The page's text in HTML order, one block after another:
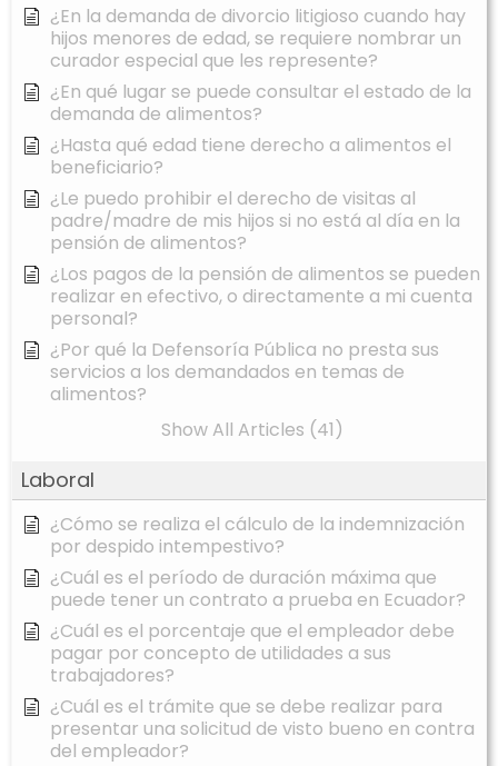
¿En la demanda de divorcio litigioso cuando hay
hijos menores de edad, se requiere nombrar un
curador especial que les represente?
¿En qué lugar se puede consultar el estado de la
demanda de alimentos?
¿Hasta qué edad tiene derecho a alimentos el
beneficiario?
¿Le puedo prohibir el derecho de visitas al
padre/madre de mis hijos si no está al día en la
pensión de alimentos?
¿Los pagos de la pensión de alimentos se pueden
realizar en efectivo, o directamente a mi cuenta
personal?
¿Por qué la Defensoría Pública no presta sus
servicios a los demandados en temas de
alimentos?
Show All Articles (41)
Laboral
¿Cómo se realiza el cálculo de la indemnización
por despido intempestivo?
¿Cuál es el período de duración máxima que
puede tener un contrato a prueba en Ecuador?
¿Cuál es el porcentaje que el empleador debe
pagar por concepto de utilidades a sus
trabajadores?
¿Cuál es el trámite que se debe realizar para
presentar una solicitud de visto bueno en contra
del empleador?